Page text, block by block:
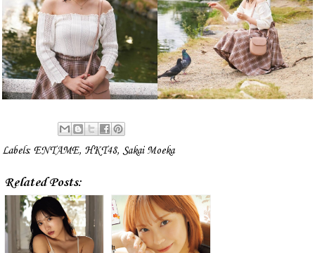
Labels: ENTAME, HKT48, Sakai Moeka
Related Posts: